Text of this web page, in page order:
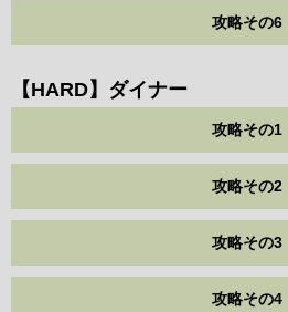
攻略その6
【HARD】ダイナー
攻略その1
攻略その2
攻略その3
攻略その4